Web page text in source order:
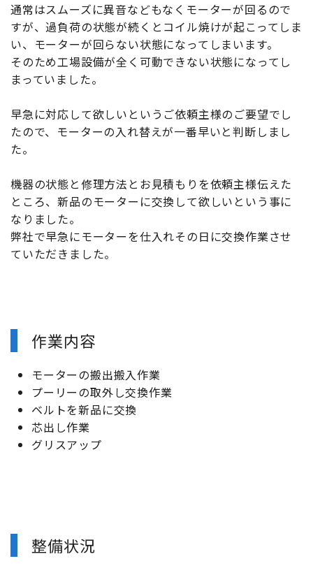
通常はスムーズに異音などもなくモーターが回るので
すが、過負荷の状態が続くとコイル焼けが起こってしま
い、モーターが回らない状態になってしまいます。
そのため工場設備が全く可動できない状態になってし
まっていました。
早急に対応して欲しいというご依頼主様のご要望でし
たので、モーターの入れ替えが一番早いと判断しまし
た。
機器の状態と修理方法とお見積もりを依頼主様伝えた
ところ、新品のモーターに交換して欲しいという事に
なりました。
弊社で早急にモーターを仕入れその日に交換作業させ
ていただきました。
作業内容
モーターの搬出搬入作業
プーリーの取外し交換作業
ベルトを新品に交換
芯出し作業
グリスアップ
整備状況